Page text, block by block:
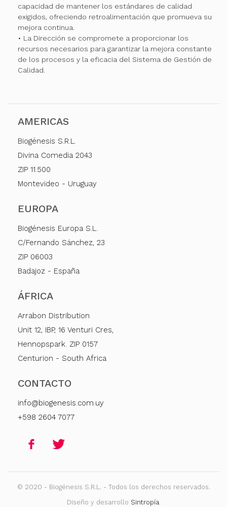
capacidad de mantener los estándares de calidad
exigidos, ofreciendo retroalimentación que promueva su
mejora continua.
• La Dirección se compromete a proporcionar los
recursos necesarios para garantizar la mejora constante
de los procesos y la eficacia del Sistema de Gestión de
Calidad.
AMERICAS
Biogénesis S.R.L.
Divina Comedia 2043
ZIP 11.500
Montevideo - Uruguay
EUROPA
Biogénesis Europa S.L.
C/Fernando Sánchez, 23
ZIP 06003
Badajoz - España
ÁFRICA
Arrabon Distribution
Unit 12, IBP, 16 Venturi Cres,
Hennopspark. ZIP 0157
Centurion - South Africa
CONTACTO
info@biogenesis.com.uy
+598 2604 7077
© 2020 - Biogénesis S.R.L. - Todos los derechos reservados.
Diseño y desarrollo Sintropía